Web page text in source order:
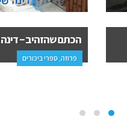
הכתם שהזהיב – דינה
פרוזה, ספרי ביכורים